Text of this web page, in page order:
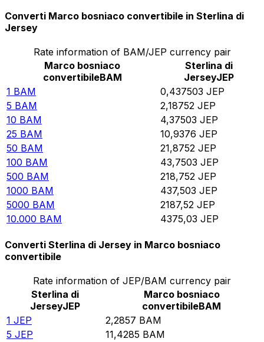
Converti Marco bosniaco convertibile in Sterlina di
Jersey
Rate information of BAM/JEP currency pair
Marco bosniaco
convertibileBAM
Sterlina di
JerseyJEP
1 BAM 0,437503 JEP
5 BAM 2,18752 JEP
10 BAM 4,37503 JEP
25 BAM 10,9376 JEP
50 BAM 21,8752 JEP
100 BAM 43,7503 JEP
500 BAM 218,752 JEP
1000 BAM 437,503 JEP
5000 BAM 2187,52 JEP
10.000 BAM 4375,03 JEP
Converti Sterlina di Jersey in Marco bosniaco
convertibile
Rate information of JEP/BAM currency pair
Sterlina di
JerseyJEP
Marco bosniaco
convertibileBAM
1 JEP 2,2857 BAM
5 JEP 11,4285 BAM